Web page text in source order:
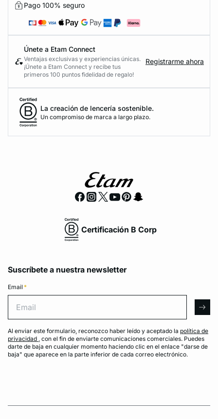
Pago 100% seguro
Únete a Etam Connect
Ventajas exclusivas y experiencias únicas.
¡Únete a Etam Connect y recibe tus
primeros 100 puntos fidelidad de regalo!
Registrarme ahora
La creación de lencería sostenible.
Un compromiso de marca a largo plazo.
Certificación B Corp
Suscríbete a nuestra newsletter
Email *
Al enviar este formulario, reconozco haber leído y aceptado la política de
privacidad , con el fin de enviarte comunicaciones comerciales. Puedes
darte de baja en cualquier momento haciendo clic en el enlace "darse de
baja" que aparece en la parte inferior de cada correo electrónico.